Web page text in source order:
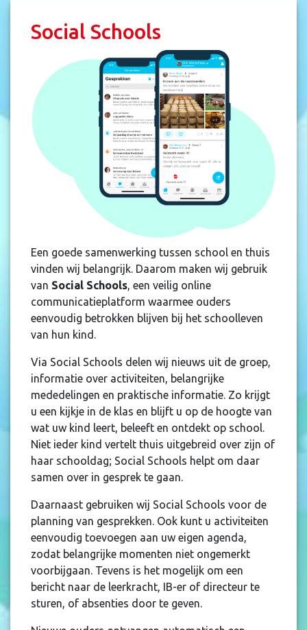
Social Schools
Een goede samenwerking tussen school en thuis
vinden wij belangrijk. Daarom maken wij gebruik
van Social Schools , een veilig online
communicatieplatform waarmee ouders
eenvoudig betrokken blijven bij het schoolleven
van hun kind.
Via Social Schools delen wij nieuws uit de groep,
informatie over activiteiten, belangrijke
mededelingen en praktische informatie. Zo krijgt
u een kijkje in de klas en blijft u op de hoogte van
wat uw kind leert, beleeft en ontdekt op school.
Niet ieder kind vertelt thuis uitgebreid over zijn of
haar schooldag; Social Schools helpt om daar
samen over in gesprek te gaan.
Daarnaast gebruiken wij Social Schools voor de
planning van gesprekken. Ook kunt u activiteiten
eenvoudig toevoegen aan uw eigen agenda,
zodat belangrijke momenten niet ongemerkt
voorbijgaan. Tevens is het mogelijk om een
bericht naar de leerkracht, IB-er of directeur te
sturen, of absenties door te geven.